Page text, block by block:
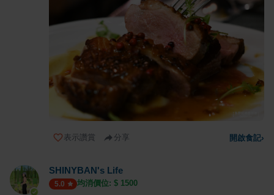
表示讚賞 分享 開啟食記›
SHINYBAN's Life
5.0 均消價位: $ 1500